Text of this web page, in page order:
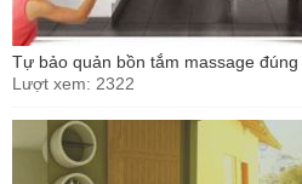
Tự bảo quản bồn tắm massage
Lượt xem: 2322